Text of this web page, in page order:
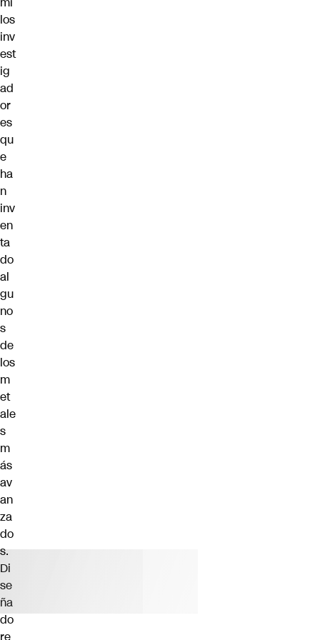
los
inv
est
ig
ad
or
es
qu
e
ha
n
inv
en
ta
do
al
gu
no
s
de
los
m
et
ale
s
m
ás
av
an
za
do
s.
Di
se
ña
do
re